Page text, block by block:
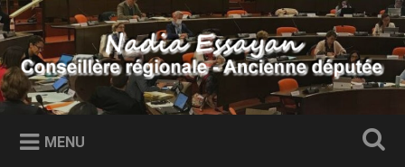
Accéder
au
contenu
principal
Recherche
Nadia Essayan
Conseillère régionale – Ancienne députée
MENU